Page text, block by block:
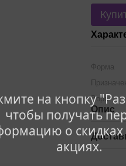
на кнопку
чтобы получать
о скидках
акциях.
Форма
Ворс
Опис